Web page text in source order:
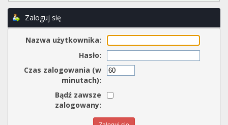
Zaloguj się
Nazwa użytkownika:
Hasło:
Czas zalogowania (w
minutach):
Bądź zawsze
zalogowany: